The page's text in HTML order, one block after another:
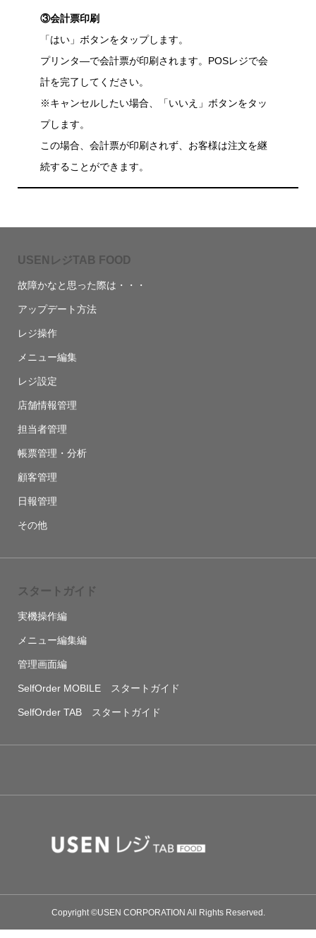
③会計票印刷
「はい」ボタンをタップします。
プリンタ―で会計票が印刷されます。POSレジで会
計を完了してください。
※キャンセルしたい場合、「いいえ」ボタンをタッ
プします。
この場合、会計票が印刷されず、お客様は注文を継
続することができます。
USENレジTAB FOOD
故障かなと思った際は・・・
アップデート方法
レジ操作
メニュー編集
レジ設定
店舗情報管理
担当者管理
帳票管理・分析
顧客管理
日報管理
その他
スタートガイド
実機操作編
メニュー編集編
管理画面編
SelfOrder MOBILE スタートガイド
SelfOrder TAB スタートガイド
Copyright ©USEN CORPORATION All Rights Reserved.